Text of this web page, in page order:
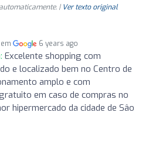
| Ver texto original
6 years ago
Excelente shopping com
e localizado bem no Centro de
amplo e com
em caso de compras no
hipermercado da cidade de Sâo